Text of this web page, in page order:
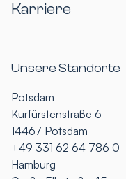
Karriere
Unsere Standorte
Potsdam
Kurfürstenstraße 6
14467 Potsdam
+49 331 62 64 786 0
Hamburg